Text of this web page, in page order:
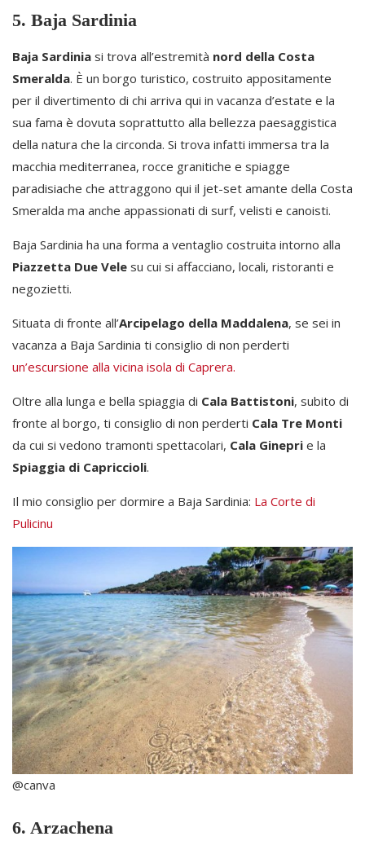
5. Baja Sardinia
Baja Sardinia si trova all’estremità nord della Costa
Smeralda. È un borgo turistico, costruito appositamente
per il divertimento di chi arriva qui in vacanza d’estate e la
sua fama è dovuta soprattutto alla bellezza paesaggistica
della natura che la circonda. Si trova infatti immersa tra la
macchia mediterranea, rocce granitiche e spiagge
paradisiache che attraggono qui il jet-set amante della Costa
Smeralda ma anche appassionati di surf, velisti e canoisti.
Baja Sardinia ha una forma a ventaglio costruita intorno alla
Piazzetta Due Vele su cui si affacciano, locali, ristoranti e
negozietti.
Situata di fronte all’Arcipelago della Maddalena, se sei in
vacanza a Baja Sardinia ti consiglio di non perderti
un’escursione alla vicina isola di Caprera.
Oltre alla lunga e bella spiaggia di Cala Battistoni, subito di
fronte al borgo, ti consiglio di non perderti Cala Tre Monti
da cui si vedono tramonti spettacolari, Cala Ginepri e la
Spiaggia di Capriccioli.
Il mio consiglio per dormire a Baja Sardinia: La Corte di
Pulicinu
@canva
6. Arzachena